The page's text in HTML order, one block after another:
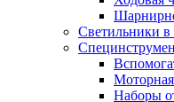
Светильники
Наборы